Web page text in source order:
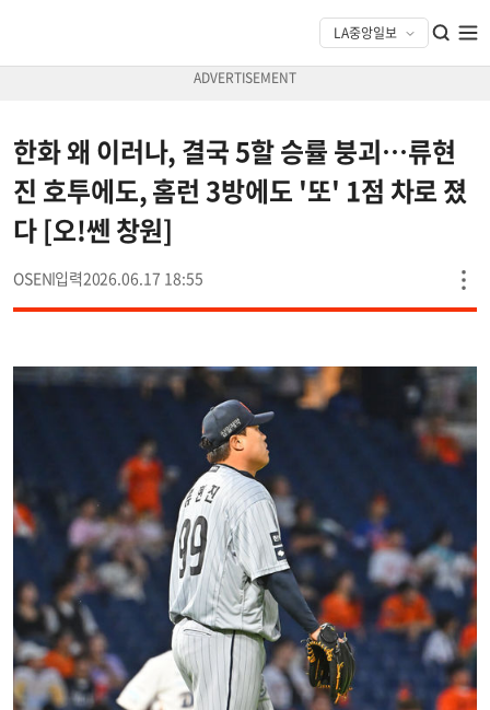
한화 왜 이러나, 결국 5할 승률 붕괴…류현
진 호투에도, 홈런 3방에도 '또' 1점 차로 졌
다 [오!쎈 창원]
OSEN 2026.06.17 18:55